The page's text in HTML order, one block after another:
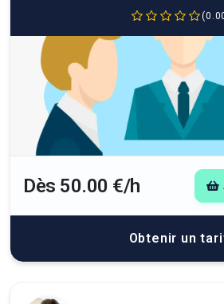
Dès 50.00 €/h
Obtenir un